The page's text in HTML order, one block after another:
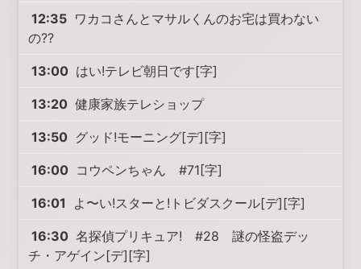
12:35 ワカコさんとマサルくんのお宅は買わない
の??
13:00 はい!テレビ朝日です[字]
13:20 健康家族テレショップ
13:50 グッド!モーニング[デ][字]
16:00 コウペンちゃん #71[字]
16:01 よ〜い!スターと!トビダスクール[デ][字]
16:30 名探偵プリキュア! #28 謎の怪盗デッ
チ・アゲイン[デ][字]